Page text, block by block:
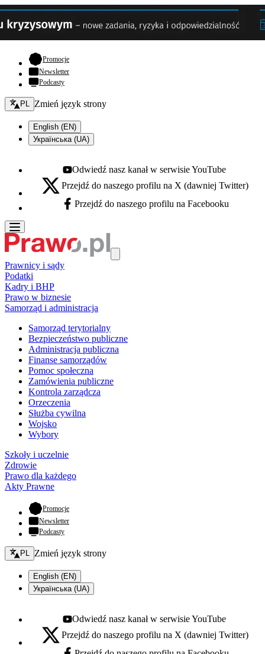
Promocje- otwiera się w nowej karcie
Newsletter
Podcasty
Zmień język - bieżący:
PL Zmień język strony
English (EN)
Українська (UA)
Youtube - otwiera się w nowej karcie
Odwiedź nasz kanał w serwisie YouTube
X - otwiera się w nowej karcie
Przejdź do naszego profilu na X (dawniej Twitter)
Facebook - otwiera się w nowej karcie
Przejdź do naszego profilu na Facebooku
Prawnicy i sądy
Podatki
Kadry i BHP
Prawo w biznesie
Samorząd i administracja
Samorząd terytorialny
Bezpieczeństwo publiczne
Administracja publiczna
Finanse samorządów
Pomoc społeczna
Zamówienia publiczne
Kontrola zarządcza
Orzeczenia
Służba cywilna
Wojsko
Wybory
Szkoły i uczelnie
Zdrowie
Prawo dla każdego
Akty Prawne
Promocje- otwiera się w nowej karcie
Newsletter
Podcasty
Zmień język - bieżący:
PL Zmień język strony
English (EN)
Українська (UA)
Youtube - otwiera się w nowej karcie
Odwiedź nasz kanał w serwisie YouTube
X - otwiera się w nowej karcie
Przejdź do naszego profilu na X (dawniej Twitter)